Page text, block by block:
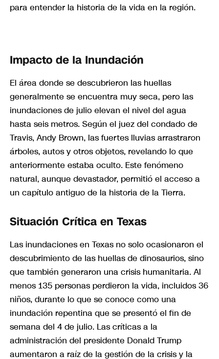
para entender la historia de la vida en la región.
Impacto de la Inundación
El área donde se descubrieron las huellas
generalmente se encuentra muy seca, pero las
inundaciones de julio elevan el nivel del agua
hasta seis metros. Según el juez del condado de
Travis, Andy Brown, las fuertes lluvias arrastraron
árboles, autos y otros objetos, revelando lo que
anteriormente estaba oculto. Este fenómeno
natural, aunque devastador, permitió el acceso a
un capítulo antiguo de la historia de la Tierra.
Situación Crítica en Texas
Las inundaciones en Texas no solo ocasionaron el
descubrimiento de las huellas de dinosaurios, sino
que también generaron una crisis humanitaria. Al
menos 135 personas perdieron la vida, incluidos 36
niños, durante lo que se conoce como una
inundación repentina que se presentó el fin de
semana del 4 de julio. Las críticas a la
administración del presidente Donald Trump
aumentaron a raíz de la gestión de la crisis y la